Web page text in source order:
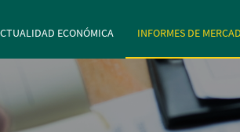
ECONÓMICA INFORMES DE